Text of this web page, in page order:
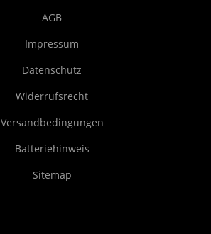
AGB
Impressum
Datenschutz
Widerrufsrecht
Versandbedingungen
Batteriehinweis
Sitemap